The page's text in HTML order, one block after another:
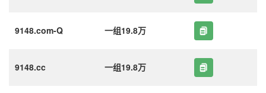
9148.com-Q 一组19.8万
9148.cc 一组19.8万